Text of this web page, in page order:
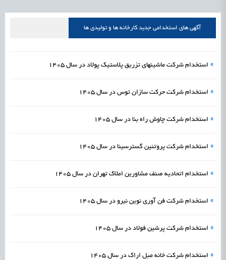
علمی
1405/05/15 اشتغال و کارآفرینی رسیدن مجوز ایجاد «سندباکس» به نهادهای توسعه‌ای و صنفی
آگهی های استخدامی جدید کارخانه ها و تولیدی ها
» استخدام شرکت ماشینهای تزریق پلاستیک پولاد در سال 1405
» استخدام شرکت حرکت سازان توس در سال 1405
» استخدام شركت چاوش راه بنا در سال 1405
» استخدام شرکت پروتئین گسترسینا در سال 1405
» استخدام اتحادیه صنف مشاورین املاک تهران در سال 1405
» استخدام شرکت فن آوری نوین نیرو در سال 1405
» استخدام شرکت پرشین فولاد در سال 1405
» استخدام شرکت خانه مبل اراک در سال 1405